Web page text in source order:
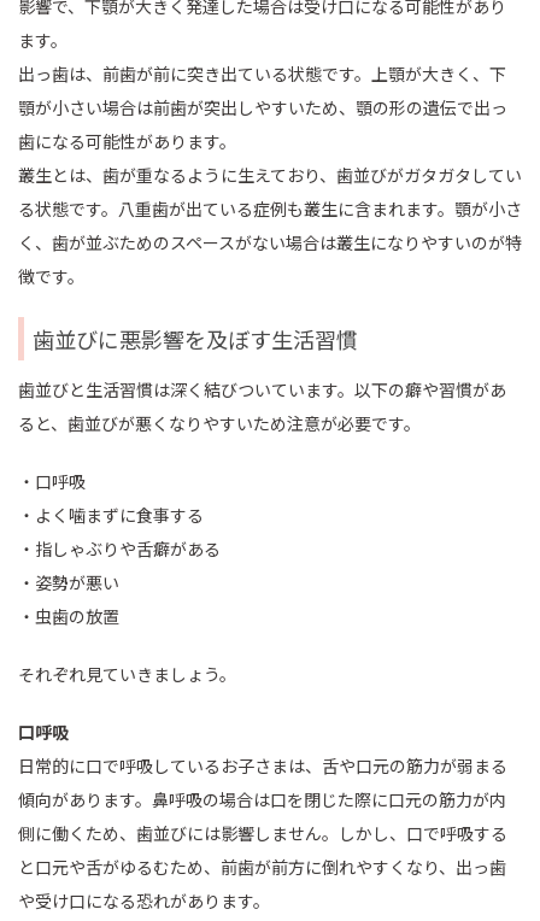
影響で、下顎が大きく発達した場合は受け口になる可能性があり
ます。
出っ歯は、前歯が前に突き出ている状態です。上顎が大きく、下
顎が小さい場合は前歯が突出しやすいため、顎の形の遺伝で出っ
歯になる可能性があります。
叢生とは、歯が重なるように生えており、歯並びがガタガタしてい
る状態です。八重歯が出ている症例も叢生に含まれます。顎が小さ
く、歯が並ぶためのスペースがない場合は叢生になりやすいのが特
徴です。
歯並びに悪影響を及ぼす生活習慣
歯並びと生活習慣は深く結びついています。以下の癖や習慣があ
ると、歯並びが悪くなりやすいため注意が必要です。
・口呼吸
・よく噛まずに食事する
・指しゃぶりや舌癖がある
・姿勢が悪い
・虫歯の放置
それぞれ見ていきましょう。
口呼吸
日常的に口で呼吸しているお子さまは、舌や口元の筋力が弱まる
傾向があります。鼻呼吸の場合は口を閉じた際に口元の筋力が内
側に働くため、歯並びには影響しません。しかし、口で呼吸する
と口元や舌がゆるむため、前歯が前方に倒れやすくなり、出っ歯
や受け口になる恐れがあります。